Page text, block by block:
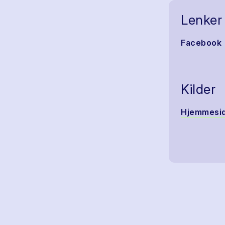
Lenker
Facebook
Kilder